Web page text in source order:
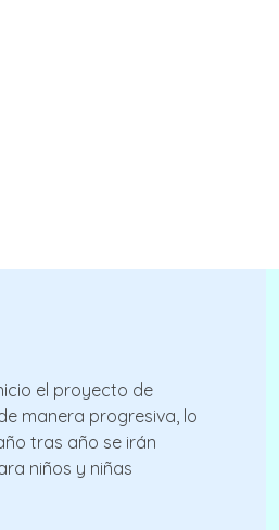
el proyecto de
manera progresiva, lo
tras año se irán
niños y niñas